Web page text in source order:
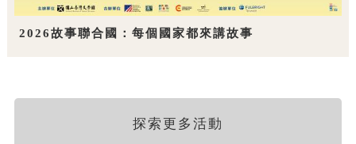
2026故事聯合國：每個國家都來講故事
探索更多活動